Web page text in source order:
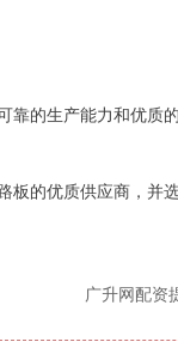
的生产能力和优质
的优质供应商，并
广升网配资